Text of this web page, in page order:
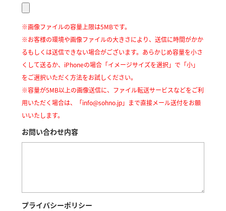
※画像ファイルの容量上限は5MBです。
※お客様の環境や画像ファイルの大きさにより、送信に時間がかか
るもしくは送信できない場合がございます。あらかじめ容量を小さ
くして送るか、iPhoneの場合「イメージサイズを選択」で「小」
をご選択いただく方法をお試しください。
※容量が5MB以上の画像送信に、ファイル転送サービスなどをご利
用いただく場合は、「info@sohno.jp」まで直接メール送付をお願
いいたします。
お問い合わせ内容
プライバシーポリシー